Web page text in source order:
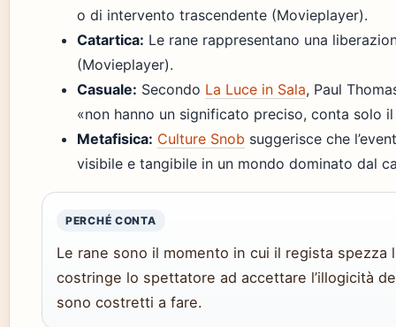
o di intervento trascendente (Movieplayer).
Catartica: Le rane rappresentano una
(Movieplayer).
Casuale: Secondo La Luce in Sala, Paul
«non hanno un significato preciso, conta solo
Metafisica: Culture Snob suggerisce che
visibile e tangibile in un mondo dominato dal
PERCHÉ CONTA
Le rane sono il momento in cui il regista
costringe lo spettatore ad accettare l’illogicità
sono costretti a fare.